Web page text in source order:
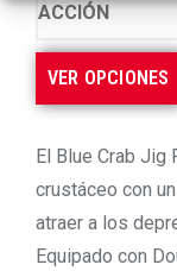
VER OPCIONES
El Blue Crab Jig
crustáceo con
atraer a los
Equipado con